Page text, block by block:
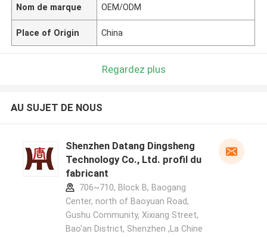
Nom de marque OEM/ODM
Place of Origin China
Regardez plus
AU SUJET DE NOUS
Shenzhen Datang Dingsheng
Technology Co., Ltd. profil du
fabricant
706~710, Block B, Baogang
Center, north of Baoyuan Road,
Gushu Community, Xixiang Street,
Bao'an District, Shenzhen ,La Chine